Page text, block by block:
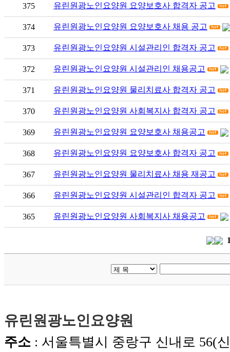
375 유린원광노인요양원 요양보호사 합격자 공고
374 유린원광노인요양원 요양보호사 채용 공고
373 유린원광노인요양원 시설관리인 합격자 공고
372 유린원광노인요양원 시설관리인 채용공고
371 유린원광노인요양원 물리치료사 합격자 공고
370 유린원광노인요양원 사회복지사 합격자 공고
369 유린원광노인요양원 요양보호사 채용공고
368 유린원광노인요양원 요양보호사 합격자 공고
367 유린원광노인요양원 물리치료사 채용 재공고
366 유린원광노인요양원 시설관리인 합격자 공고
365 유린원광노인요양원 사회복지사 채용공고
유린원광노인요양원
주소 : 서울특별시 중랑구 신내로 56(